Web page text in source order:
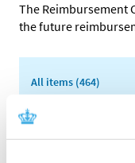
The Reimbursement
the future
All items (464)
TIME